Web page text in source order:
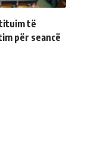
të
për seancë